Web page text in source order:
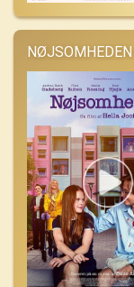
NØJSOMHEDEN